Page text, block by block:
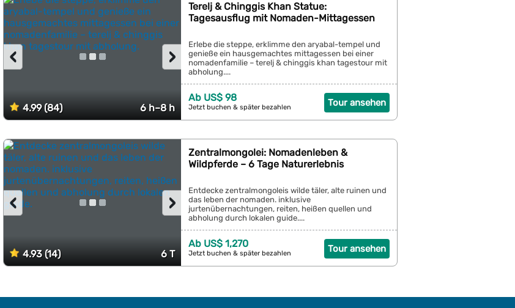
4.99 (84) 6 h–8 h
›
‹
Terelj & Chinggis Khan Statue:
Tagesausflug mit Nomaden-Mittagessen
Erlebe die steppe, erklimme den aryabal-tempel und
genieße ein hausgemachtes mittagessen bei einer
nomadenfamilie – terelj & chinggis khan tagestour mit
abholung....
Tour ansehen
Ab US$ 98
Jetzt buchen & später bezahlen
4.93 (14) 6 T
›
‹
Zentralmongolei: Nomadenleben &
Wildpferde – 6 Tage Naturerlebnis
Entdecke zentralmongoleis wilde täler, alte ruinen und
das leben der nomaden. inklusive
jurtenübernachtungen, reiten, heißen quellen und
abholung durch lokalen guide....
Tour ansehen
Ab US$ 1,270
Jetzt buchen & später bezahlen